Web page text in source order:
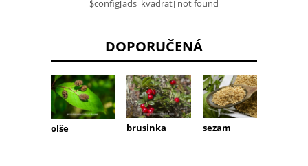
$config[ads_kvadrat] not found
DOPORUČENÁ
olše brusinka sezam